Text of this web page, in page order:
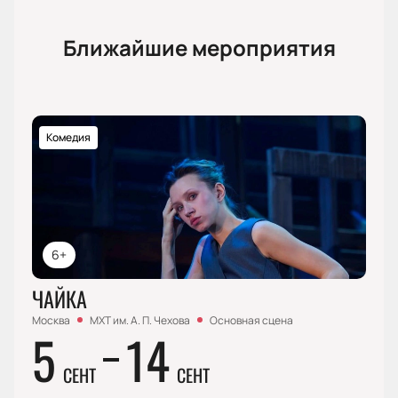
Ближайшие мероприятия
6+
Комедия
ЧАЙКА
Москва МХТ им. А. П. Чехова Основная сцена
5 СЕНТ 14 СЕНТ